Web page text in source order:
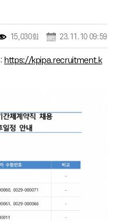
15,030회 23.11.10 09:59
: https://kpipa.recruitment.k